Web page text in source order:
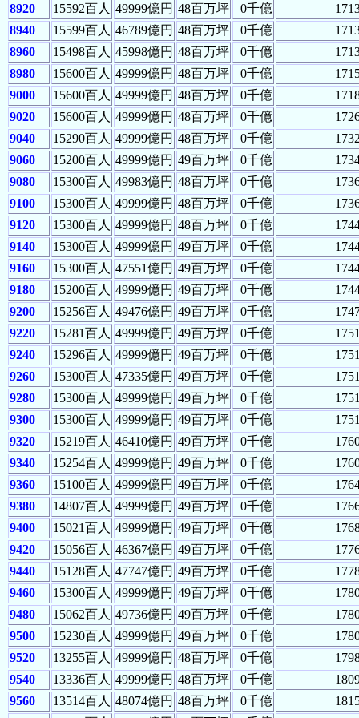
8920
15592百人 49999億円 48百万坪 0千億
8940
15599百人 46789億円 48百万坪 0千億
8960
15498百人 45998億円 48百万坪 0千億
8980
15600百人 49999億円 48百万坪 0千億
9000
15600百人 49999億円 48百万坪 0千億
9020
15600百人 49999億円 48百万坪 0千億
9040
15290百人 49999億円 48百万坪 0千億
9060
15200百人 49999億円 49百万坪 0千億
9080
15300百人 49983億円 48百万坪 0千億
9100
15300百人 49999億円 48百万坪 0千億
9120
15300百人 49999億円 48百万坪 0千億
9140
15300百人 49999億円 49百万坪 0千億
9160
15300百人 47551億円 49百万坪 0千億
9180
15200百人 49999億円 49百万坪 0千億
9200
15256百人 49476億円 49百万坪 0千億
9220
15281百人 49999億円 49百万坪 0千億
9240
15296百人 49999億円 49百万坪 0千億
9260
15300百人 47335億円 49百万坪 0千億
9280
15300百人 49999億円 49百万坪 0千億
9300
15300百人 49999億円 49百万坪 0千億
9320
15219百人 46410億円 49百万坪 0千億
9340
15254百人 49999億円 49百万坪 0千億
9360
15100百人 49999億円 49百万坪 0千億
9380
14807百人 49999億円 49百万坪 0千億
9400
15021百人 49999億円 49百万坪 0千億
9420
15056百人 46367億円 49百万坪 0千億
9440
15128百人 47747億円 49百万坪 0千億
9460
15300百人 49999億円 49百万坪 0千億
9480
15062百人 49736億円 49百万坪 0千億
9500
15230百人 49999億円 49百万坪 0千億
9520
13255百人 49999億円 48百万坪 0千億
9540
13336百人 49999億円 48百万坪 0千億
9560
13514百人 48074億円 48百万坪 0千億